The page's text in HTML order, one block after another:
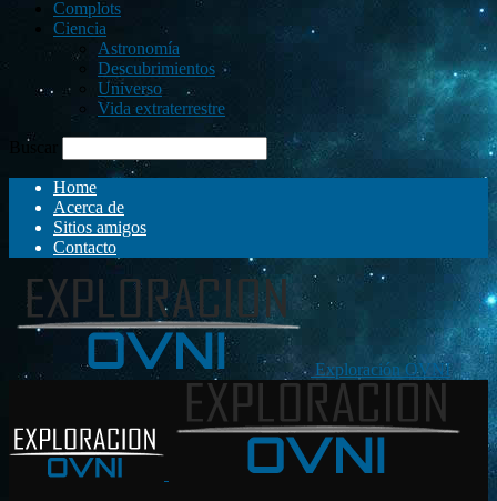
Complots
Ciencia
Astronomía
Descubrimientos
Universo
Vida extraterrestre
Buscar
Home
Acerca de
Sitios amigos
Contacto
Exploración OVNI